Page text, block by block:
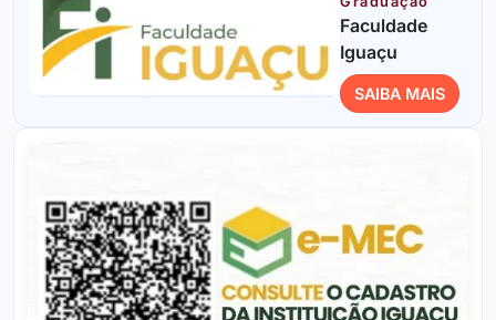
Faculdade
Iguaçu
SAIBA MAIS